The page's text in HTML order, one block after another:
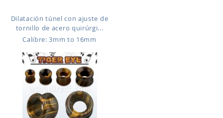
Dilatación túnel con ajuste de
tornillo de acero quirúrgi...
Calibre: 3mm to 16mm